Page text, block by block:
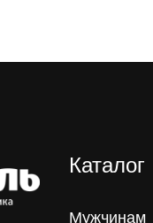
Каталог
Мужчинам